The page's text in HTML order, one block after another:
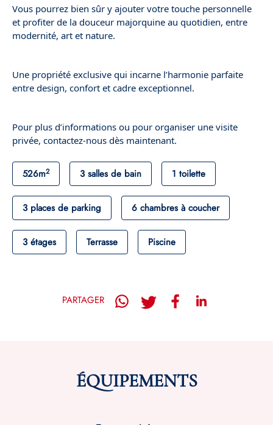
Vous pourrez bien sûr y ajouter votre touche personnelle
et profiter de la douceur majorquine au quotidien, entre
modernité, art et nature.
Une propriété exclusive qui incarne l’harmonie parfaite
entre design, confort et cadre exceptionnel.
Pour plus d’informations ou pour organiser une visite
privée, contactez-nous dès maintenant.
526m2 3 salles de bain 1 toilette
3 places de parking 6 chambres à coucher
3 étages Terrasse Piscine
PARTAGER
ÉQUIPEMENTS